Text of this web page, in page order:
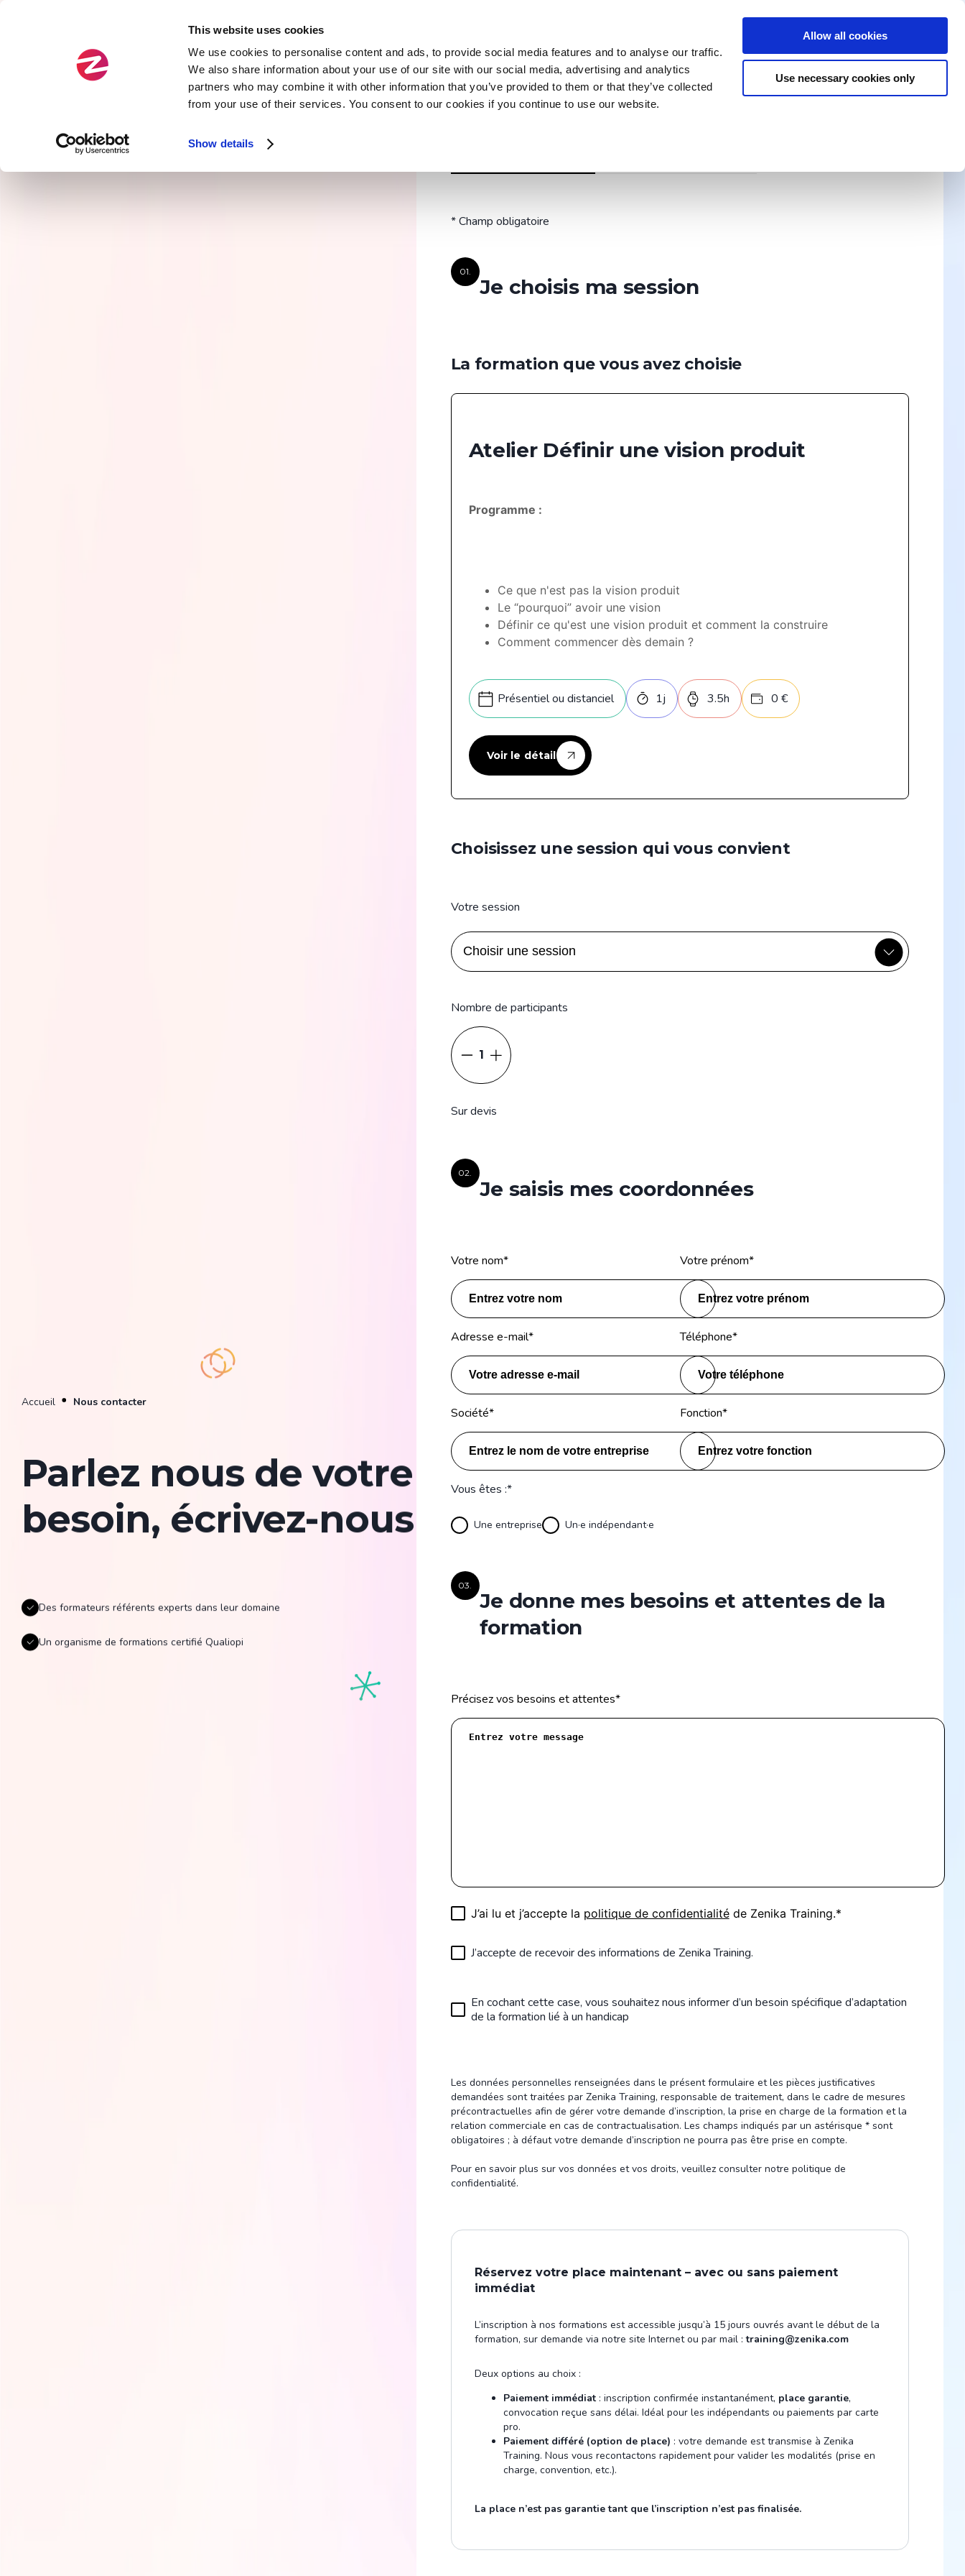
This website uses cookies
We use cookies to personalise content and ads, to provide social media features and to analyse our traffic.
We also share information about your use of our site with our social media, advertising and analytics
partners who may combine it with other information that you’ve provided to them or that they’ve collected
from your use of their services. You consent to our cookies if you continue to use our website.
Show details
Allow all cookies
Use necessary cookies only
Formations
Domaines
Architecture de services
Cloud
Types
Officielles
actualisées pour maîtriser les outils et
Explorer toutes les formations
Découvrir
et aux enjeux de votre équipe ou
entreprise.
ParcoursAteliers & conférencesZenika Training Rechercher une formation Nous contacter
Accueil Nous contacter
Parlez nous de votre
besoin, écrivez-nous
Des formateurs référents experts dans leur domaine
Un organisme de formations certifié Qualiopi
* Champ obligatoire
01.
Je choisis ma session
La formation que vous avez choisie
Atelier Définir une vision produit
Programme :
Ce que n'est pas la vision produit
Le “pourquoi” avoir une vision
Définir ce qu'est une vision produit et comment la construire
Comment commencer dès demain ?
Présentiel ou distanciel 1j 3.5h 0 €
Voir le détail
Choisissez une session qui vous convient
Votre session
Nombre de participants
1
Sur devis
02.
Je saisis mes coordonnées
Votre nom* Votre prénom*
Adresse e-mail* Téléphone*
Société* Fonction*
Vous êtes :*
Une entreprise Un·e indépendant·e
03.
Je donne mes besoins et attentes de la
formation
Précisez vos besoins et attentes*
J’ai lu et j’accepte la politique de confidentialitéde Zenika Training.*
J’accepte de recevoir des informations de Zenika Training.
En cochant cette case, vous souhaitez nous informer d’un besoin spécifique d’adaptation
de la formation lié à un handicap
Les données personnelles renseignées dans le présent formulaire et les pièces justificatives
demandées sont traitées par Zenika Training, responsable de traitement, dans le cadre de mesures
précontractuelles afin de gérer votre demande d’inscription, la prise en charge de la formation et la
relation commerciale en cas de contractualisation. Les champs indiqués par un astérisque * sont
obligatoires ; à défaut votre demande d’inscription ne pourra pas être prise en compte.
Pour en savoir plus sur vos données et vos droits, veuillez consulter notre politique de
confidentialité.
Réservez votre place maintenant – avec ou sans paiement
immédiat
L’inscription à nos formations est accessible jusqu’à 15 jours ouvrés avant le début de la
formation, sur demande via notre site Internet ou par mail :training@zenika.com
Deux options au choix :
Paiement immédiat: inscription confirmée instantanément, place garantie,
convocation reçue sans délai. Idéal pour les indépendants ou paiements par carte
pro.
Paiement différé (option de place) : votre demande est transmise à Zenika
Training. Nous vous recontactons rapidement pour valider les modalités (prise en
charge, convention, etc.).
La place n’est pas garantie tant que l’inscription n’est pas finalisée.